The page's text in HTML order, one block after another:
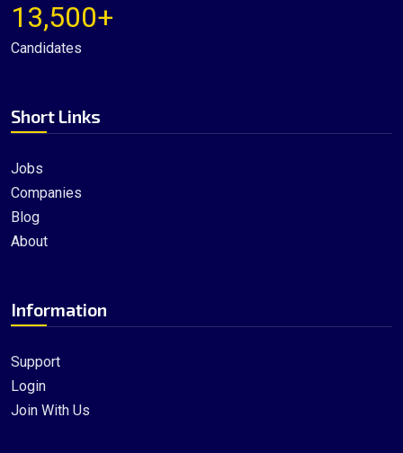
Short Links
Jobs
Companies
Blog
About
Information
Support
Login
Join With Us
13,500+
Candidates